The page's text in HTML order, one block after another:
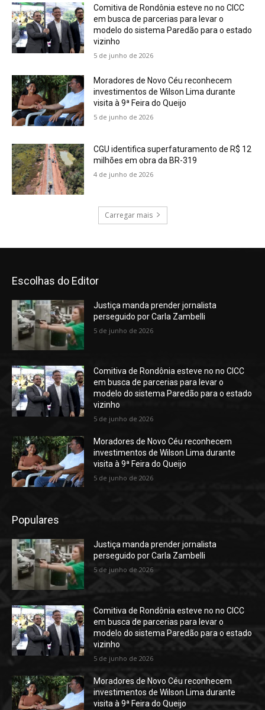
Escolhas do Editor
Justiça manda prender jornalista
perseguido por Carla Zambelli
5 de junho de 2026
Comitiva de Rondônia esteve no no CICC
em busca de parcerias para levar o
modelo do sistema Paredão para o estado
vizinho
5 de junho de 2026
Moradores de Novo Céu reconhecem
investimentos de Wilson Lima durante
visita à 9ª Feira do Queijo
5 de junho de 2026
Populares
Justiça manda prender jornalista
perseguido por Carla Zambelli
5 de junho de 2026
Comitiva de Rondônia esteve no no CICC
em busca de parcerias para levar o
modelo do sistema Paredão para o estado
vizinho
5 de junho de 2026
Moradores de Novo Céu reconhecem
investimentos de Wilson Lima durante
visita à 9ª Feira do Queijo